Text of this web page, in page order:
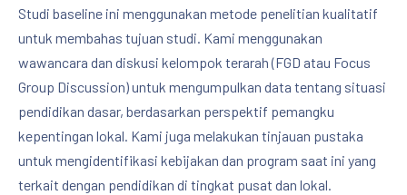
Studi baseline ini menggunakan metode penelitian kualitatif
untuk membahas tujuan studi. Kami menggunakan
wawancara dan diskusi kelompok terarah (FGD atau Focus
Group Discussion) untuk mengumpulkan data tentang situasi
pendidikan dasar, berdasarkan perspektif pemangku
kepentingan lokal. Kami juga melakukan tinjauan pustaka
untuk mengidentifikasi kebijakan dan program saat ini yang
terkait dengan pendidikan di tingkat pusat dan lokal.
PREVIOUS